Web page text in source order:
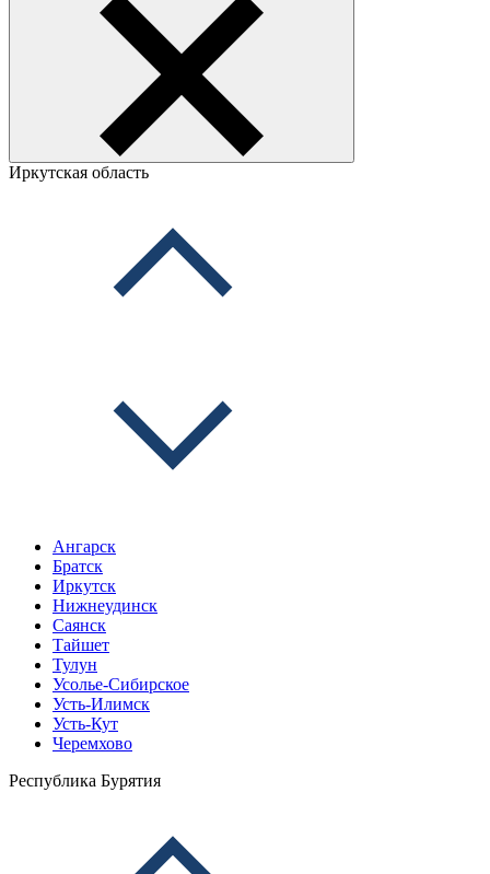
Иркутская область
Ангарск
Братск
Иркутск
Нижнеудинск
Саянск
Тайшет
Тулун
Усолье-Сибирское
Усть-Илимск
Усть-Кут
Черемхово
Республика Бурятия